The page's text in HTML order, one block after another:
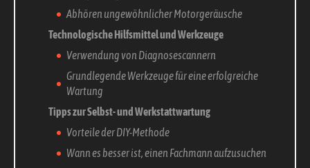
Abhören ungewöhnlicher Motorgeräusche
Technologische Hilfsmittel und Werkzeuge
Verwendung von Diagnosescannern
Grundlegende Werkzeuge für eine erfolgreiche
Wartung
Tipps zur Selbst- und Werkstattwartung
Vorteile der DIY-Methode
Wann es besser ist, einen Fachmann aufzusuchen